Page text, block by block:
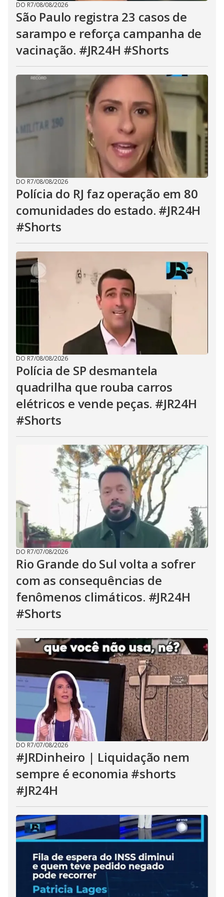
DO R7/08/08/2026
São Paulo registra 23 casos de
sarampo e reforça campanha de
vacinação. #JR24H #Shorts
DO R7/08/08/2026
Polícia do RJ faz operação em 80
comunidades do estado. #JR24H
#Shorts
DO R7/08/08/2026
Polícia de SP desmantela
quadrilha que rouba carros
elétricos e vende peças. #JR24H
#Shorts
DO R7/07/08/2026
Rio Grande do Sul volta a sofrer
com as consequências de
fenômenos climáticos. #JR24H
#Shorts
DO R7/07/08/2026
#JRDinheiro | Liquidação nem
sempre é economia #shorts
#JR24H